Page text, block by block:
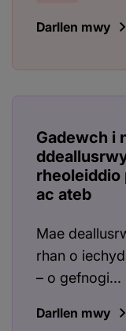
Darllen mwy
Gadewch i
ac ateb
Mae
rhan o
– o gefnogi...
Darllen mwy